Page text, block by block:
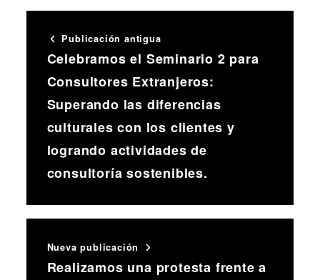
Publicación antigua
Celebramos el Seminario 2 para
Consultores Extranjeros:
Superando las diferencias
culturales con los clientes y
logrando actividades de
consultoría sostenibles.
Nueva publicación
Realizamos una protesta frente a